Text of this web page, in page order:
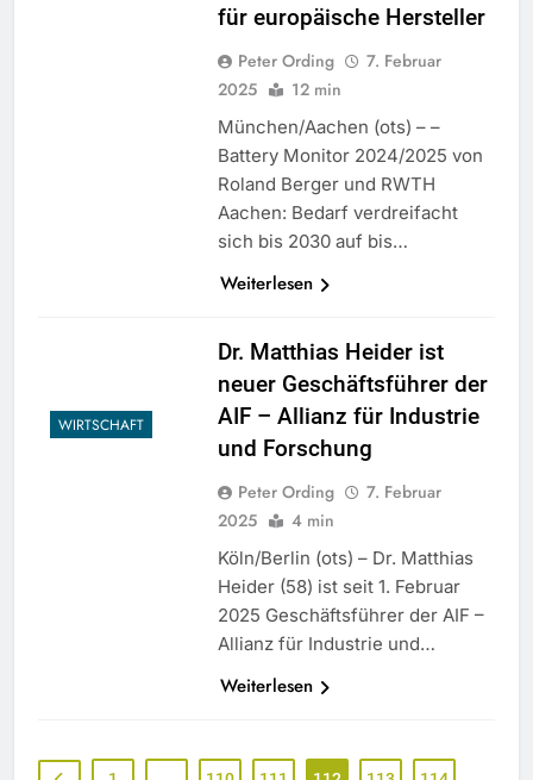
für europäische Hersteller
Peter Ording
7. Februar
2025
12 min
München/Aachen (ots) – –
Battery Monitor 2024/2025 von
Roland Berger und RWTH
Aachen: Bedarf verdreifacht
sich bis 2030 auf bis…
Weiterlesen
WIRTSCHAFT
Dr. Matthias Heider ist
neuer Geschäftsführer der
AIF – Allianz für Industrie
und Forschung
Peter Ording
7. Februar
2025
4 min
Köln/Berlin (ots) – Dr. Matthias
Heider (58) ist seit 1. Februar
2025 Geschäftsführer der AIF –
Allianz für Industrie und…
Weiterlesen